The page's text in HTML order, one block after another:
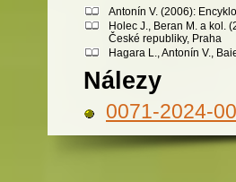
Antonín V. (2006):
Holec J., Beran M. a kol.
České republiky, Praha
Hagara L., Antonín V.,
Nálezy
0071-2024-